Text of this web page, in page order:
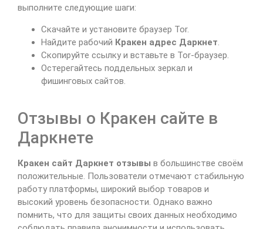
выполните следующие шаги:
Скачайте и установите браузер Tor.
Найдите рабочий Кракен адрес Даркнет.
Скопируйте ссылку и вставьте в Tor-браузер.
Остерегайтесь поддельных зеркал и
фишинговых сайтов.
Отзывы о Кракен сайте в
Даркнете
Кракен сайт Даркнет отзывы в большинстве своём
положительные. Пользователи отмечают стабильную
работу платформы, широкий выбор товаров и
высокий уровень безопасности. Однако важно
помнить, что для защиты своих данных необходимо